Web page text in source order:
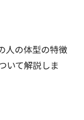
人の体型の特徴
いて解説しま